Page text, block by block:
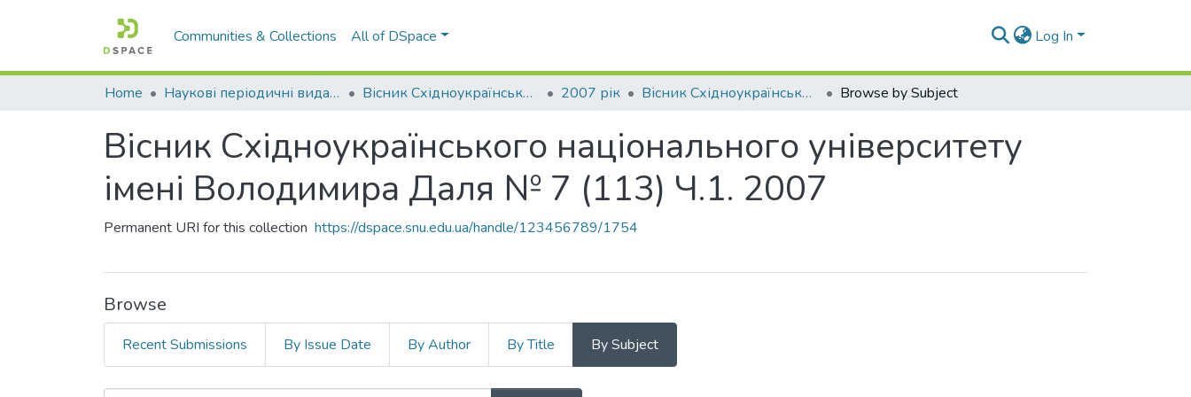
Communities & Collections All of DSpace Log In
Home Наукові періодичні видання СНУ ім. В. Даля Вісник Східноукраїнського національного університету імені В. Даля 2007 рік Вісник Східноукраїнського національного університету імені Володимира Даля № 7 (113) Ч.1. 2007 Browse by Subject
Вісник Східноукраїнського національного університету
імені Володимира Даля № 7 (113) Ч.1. 2007
Permanent URI for this collection https://dspace.snu.edu.ua/handle/123456789/1754
Browse
Recent Submissions By Issue Date By Author By Title By Subject